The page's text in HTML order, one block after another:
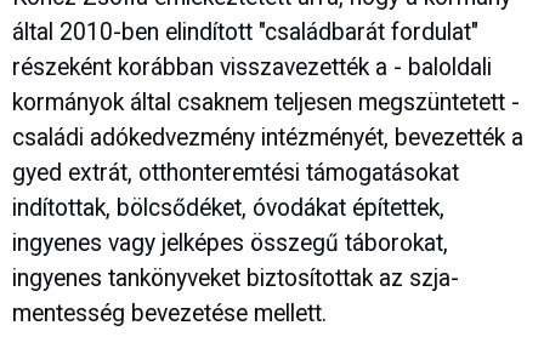
által 2010-ben elindított "családbarát fordulat"
részeként korábban visszavezették a - baloldali
kormányok által csaknem teljesen megszüntetett -
családi adókedvezmény intézményét, bevezették a
gyed extrát, otthonteremtési támogatásokat
indítottak, bölcsődéket, óvodákat építettek,
ingyenes vagy jelképes összegű táborokat,
ingyenes tankönyveket biztosítottak az szja-
mentesség bevezetése mellett.